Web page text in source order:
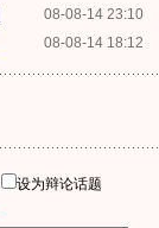
08-08-14 23:10
08-08-14 18:12
设为辩论话题